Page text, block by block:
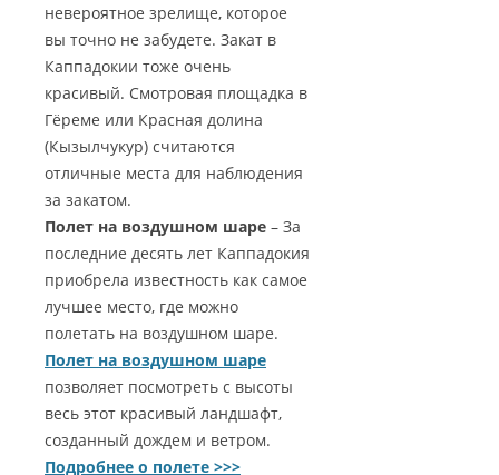
невероятное зрелище, которое
вы точно не забудете. Закат в
Каппадокии тоже очень
красивый. Смотровая площадка в
Гёреме или Красная долина
(Кызылчукур) считаются
отличные места для наблюдения
за закатом.
Полет на воздушном шаре – За
последние десять лет Каппадокия
приобрела известность как самое
лучшее место, где можно
полетать на воздушном шаре.
Полет на воздушном шаре
позволяет посмотреть с высоты
весь этот красивый ландшафт,
созданный дождем и ветром.
Подробнее о полете >>>